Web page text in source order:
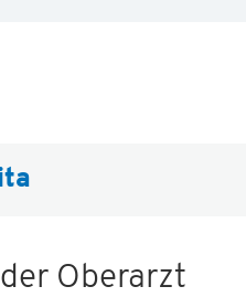
Oberarzt